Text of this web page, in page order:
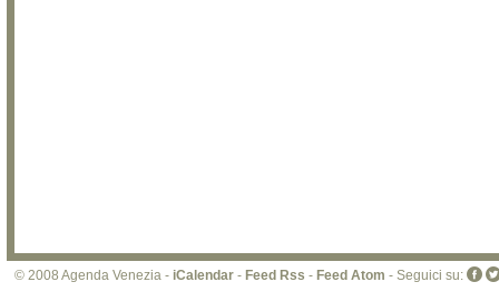
© 2008 Agenda Venezia - iCalendar - Feed Rss - Feed Atom - Seguici su: